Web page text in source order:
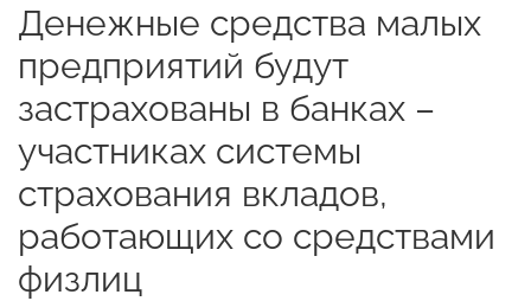
Денежные средства малых
предприятий будут
застрахованы в банках –
участниках системы
страхования вкладов,
работающих со средствами
физлиц